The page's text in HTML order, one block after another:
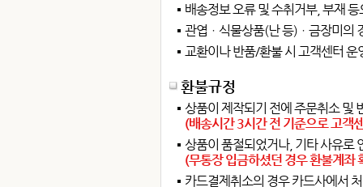
배송정보 오류 및 수취거부, 부재
관엽ㆍ식물상품(난 등)ㆍ금장미의
교환이나 반품/환불 시 고객센터
환불규정
상품이 제작되기 전에 주문취소 및
(배송시간 3시간 전 기준으로 고객
상품이 품절되었거나, 기타 사유로
(무통장 입금하셨던 경우 환불계좌
카드결제취소의 경우 카드사에서